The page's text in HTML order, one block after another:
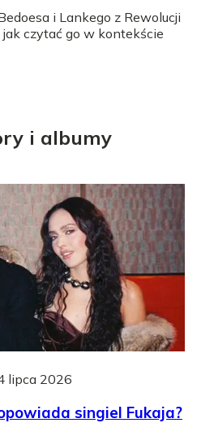
i Lankego z Rewolucji
czytać go w kontekście
i albumy
lipca 2026
singiel Fukaja?